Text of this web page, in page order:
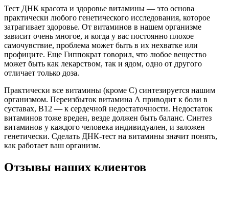
Тест ДНК красота и здоровье витамины — это основа
практически любого генетического исследования, которое
затрагивает здоровье. От витаминов в нашем организме
зависит очень многое, и когда у вас постоянно плохое
самочувствие, проблема может быть в их нехватке или
профиците. Еще Гиппократ говорил, что любое вещество
может быть как лекарством, так и ядом, одно от другого
отличает только доза.
Практически все витамины (кроме С) синтезируется нашим
организмом. Переизбыток витамина А приводит к боли в
суставах, B12 — к сердечной недостаточности. Недостаток
витаминов тоже вреден, везде должен быть баланс. Синтез
витаминов у каждого человека индивидуален, и заложен
генетически. Сделать ДНК-тест на витамины значит понять,
как работает ваш организм.
Отзывы наших клиентов